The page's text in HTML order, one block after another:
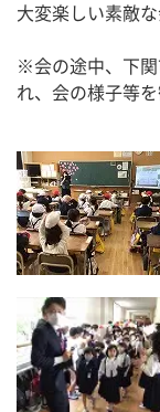
大変楽しい素敵
※会の途中、下
れ、会の様子等